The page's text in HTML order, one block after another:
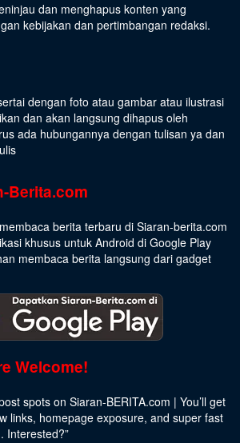
dan menghapus konten yang
kebijakan dan pertimbangan redaksi.
dengan foto atau gambar atau ilustrasi
dan akan langsung dihapus oleh
ada hubungannya dengan tulisan ya dan
Berita.com
berita terbaru di Siaran-berita.com
khusus untuk Android di Google Play
membaca berita langsung dari gadget
Welcome!
spots on Siaran-BERITA.com | You’ll get
links, homepage exposure, and super fast
Interested?”